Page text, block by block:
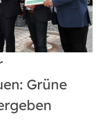
Grüne